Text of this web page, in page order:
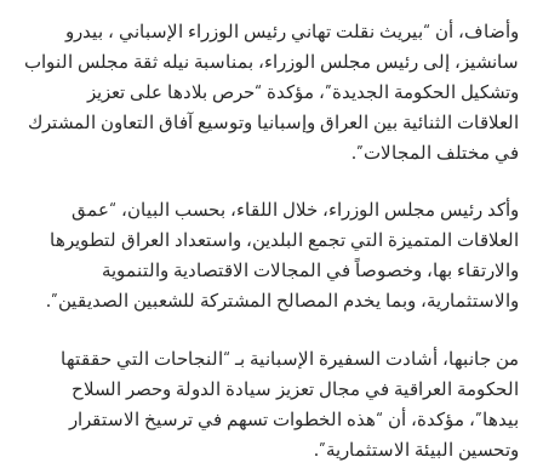
وأضاف، أن “بيريث نقلت تهاني رئيس الوزراء الإسباني ، بيدرو
سانشيز، إلى رئيس مجلس الوزراء، بمناسبة نيله ثقة مجلس النواب
وتشكيل الحكومة الجديدة”، مؤكدة “حرص بلادها على تعزيز
العلاقات الثنائية بين العراق وإسبانيا وتوسيع آفاق التعاون المشترك
في مختلف المجالات”.
وأكد رئيس مجلس الوزراء، خلال اللقاء، بحسب البيان، “عمق
العلاقات المتميزة التي تجمع البلدين، واستعداد العراق لتطويرها
والارتقاء بها، وخصوصاً في المجالات الاقتصادية والتنموية
والاستثمارية، وبما يخدم المصالح المشتركة للشعبين الصديقين”.
من جانبها، أشادت السفيرة الإسبانية بـ “النجاحات التي حققتها
الحكومة العراقية في مجال تعزيز سيادة الدولة وحصر السلاح
بيدها”، مؤكدة، أن “هذه الخطوات تسهم في ترسيخ الاستقرار
وتحسين البيئة الاستثمارية”.